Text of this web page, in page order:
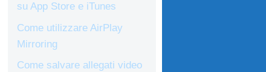
su App Store e iTunes
Come utilizzare AirPlay
Mirroring
Come salvare allegati video